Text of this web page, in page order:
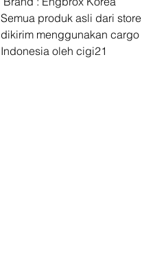
Semua produk asli dari
dikirim menggunakan cargo
Indonesia oleh cigi21